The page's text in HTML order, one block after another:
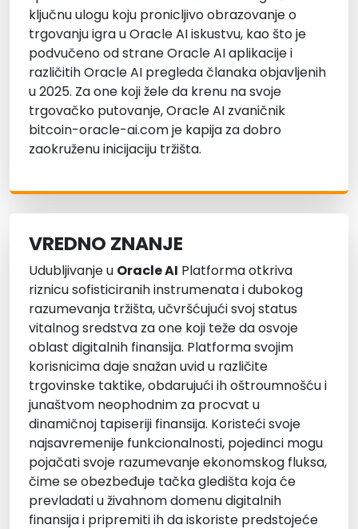
ključnu ulogu koju pronicljivo obrazovanje o
trgovanju igra u Oracle AI iskustvu, kao što je
podvučeno od strane Oracle AI aplikacije i
različitih Oracle AI pregleda članaka objavljenih
u 2025. Za one koji žele da krenu na svoje
trgovačko putovanje, Oracle AI zvaničnik
bitcoin-oracle-ai.com je kapija za dobro
zaokruženu inicijaciju tržišta.
VREDNO ZNANJE
Udubljivanje u Oracle AI Platforma otkriva
riznicu sofisticiranih instrumenata i dubokog
razumevanja tržišta, učvršćujući svoj status
vitalnog sredstva za one koji teže da osvoje
oblast digitalnih finansija. Platforma svojim
korisnicima daje snažan uvid u različite
trgovinske taktike, obdarujući ih oštroumnošću i
junaštvom neophodnim za procvat u
dinamičnoj tapiseriji finansija. Koristeći svoje
najsavremenije funkcionalnosti, pojedinci mogu
pojačati svoje razumevanje ekonomskog fluksa,
čime se obezbeđuje tačka gledišta koja će
prevladati u živahnom domenu digitalnih
finansija i pripremiti ih da iskoriste predstojeće